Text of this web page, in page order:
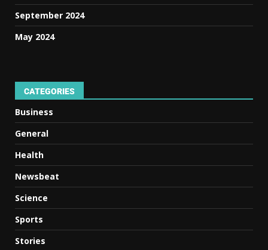
September 2024
May 2024
CATEGORIES
Business
General
Health
Newsbeat
Science
Sports
Stories